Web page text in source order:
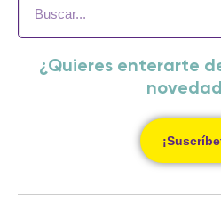
¿Quieres enterarte